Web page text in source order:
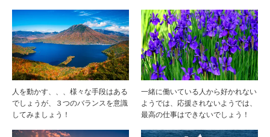
人を動かす、、、様々な手段はある
でしょうが、３つのバランスを意識
してみましょう！
一緒に働いている人から好かれない
ようでは、応援されないようでは、
最高の仕事はできないでしょう！